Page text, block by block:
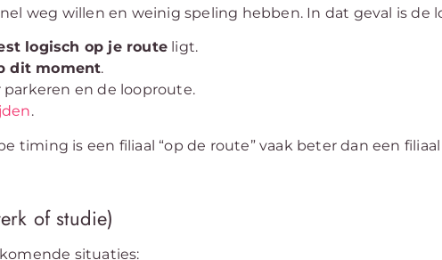
weg willen en weinig speling hebben. In dat geval is de
logisch op je route ligt.
dit moment.
en de looproute.
.
timing is een filiaal “op de route” vaak beter dan een
of studie)
situaties: